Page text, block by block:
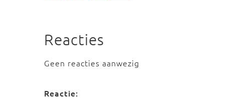
Reacties
Geen reacties aanwezig
Reactie: